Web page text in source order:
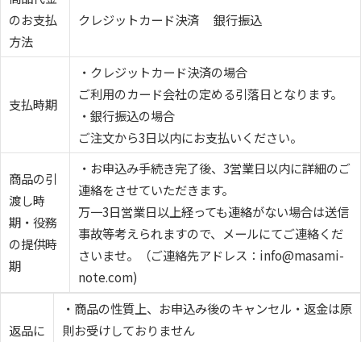
のお支払
方法
クレジットカード決済 銀行振込
支払時期
・クレジットカード決済の場合
ご利用のカード会社の定める引落日となります。
・銀行振込の場合
ご注文から3日以内にお支払いください。
商品の引
渡し時
期・役務
の提供時
期
・お申込み手続き完了後、3営業日以内に詳細のご
連絡をさせていただきます。
万一3日営業日以上経っても連絡がない場合は送信
事故等考えられますので、メールにてご連絡くだ
さいませ。（ご連絡先アドレス：info@masami-
note.com)
返品に
・商品の性質上、お申込み後のキャンセル・返金は原
則お受けしておりません